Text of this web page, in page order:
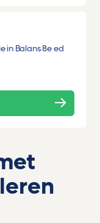
in Balans 8e ed